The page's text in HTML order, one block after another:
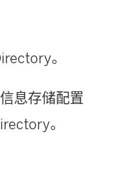
。
息存储配置
。